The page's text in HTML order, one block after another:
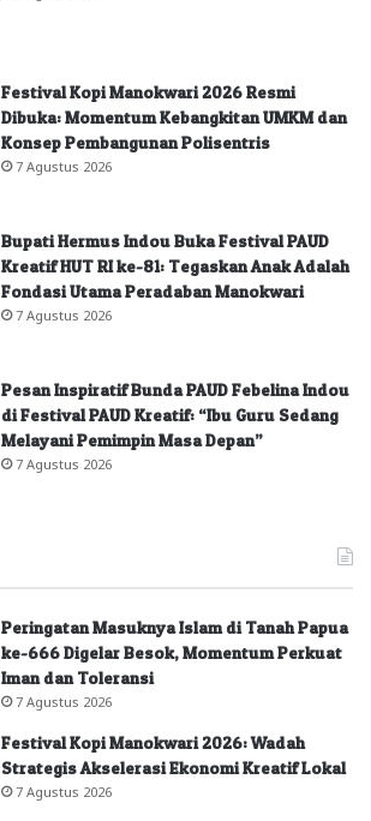
Festival Kopi Manokwari 2026 Resmi
Dibuka: Momentum Kebangkitan UMKM dan
Konsep Pembangunan Polisentris
7 Agustus 2026
Bupati Hermus Indou Buka Festival PAUD
Kreatif HUT RI ke-81: Tegaskan Anak Adalah
Fondasi Utama Peradaban Manokwari
7 Agustus 2026
Pesan Inspiratif Bunda PAUD Febelina Indou
di Festival PAUD Kreatif: “Ibu Guru Sedang
Melayani Pemimpin Masa Depan”
7 Agustus 2026
Peringatan Masuknya Islam di Tanah Papua
ke-666 Digelar Besok, Momentum Perkuat
Iman dan Toleransi
7 Agustus 2026
Festival Kopi Manokwari 2026: Wadah
Strategis Akselerasi Ekonomi Kreatif Lokal
7 Agustus 2026